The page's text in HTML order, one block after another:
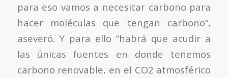
para eso vamos a necesitar carbono para
hacer moléculas que tengan carbono”,
aseveró. Y para ello “habrá que acudir a
las únicas fuentes en donde tenemos
carbono renovable, en el CO2 atmosférico